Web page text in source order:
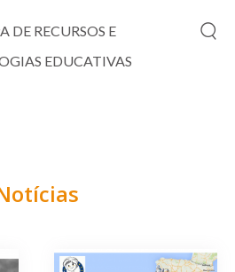
DE RECURSOS E
EDUCATIVAS